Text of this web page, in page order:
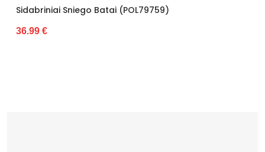
Sidabriniai Sniego Batai (POL79759)
36.99 €